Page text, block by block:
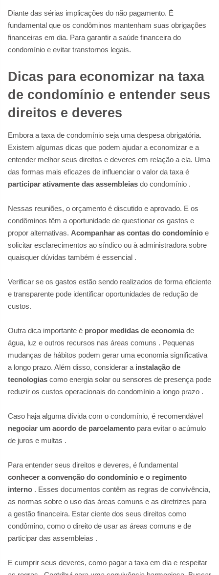
Diante das sérias implicações do não pagamento. É
fundamental que os condôminos mantenham suas obrigações
financeiras em dia. Para garantir a saúde financeira do
condomínio e evitar transtornos legais.
Dicas para economizar na taxa
de condomínio e entender seus
direitos e deveres
Embora a taxa de condomínio seja uma despesa obrigatória.
Existem algumas dicas que podem ajudar a economizar e a
entender melhor seus direitos e deveres em relação a ela. Uma
das formas mais eficazes de influenciar o valor da taxa é
participar ativamente das assembleias do condomínio .
Nessas reuniões, o orçamento é discutido e aprovado. E os
condôminos têm a oportunidade de questionar os gastos e
propor alternativas. Acompanhar as contas do condomínio e
solicitar esclarecimentos ao síndico ou à administradora sobre
quaisquer dúvidas também é essencial .
Verificar se os gastos estão sendo realizados de forma eficiente
e transparente pode identificar oportunidades de redução de
custos.
Outra dica importante é propor medidas de economiade
água, luz e outros recursos nas áreas comuns . Pequenas
mudanças de hábitos podem gerar uma economia significativa
a longo prazo. Além disso, considerar a instalação de
tecnologias como energia solar ou sensores de presença pode
reduzir os custos operacionais do condomínio a longo prazo .
Caso haja alguma dívida com o condomínio, é recomendável
negociar um acordo de parcelamento para evitar o acúmulo
de juros e multas .
Para entender seus direitos e deveres, é fundamental
conhecer a convenção do condomínio e o regimento
interno . Esses documentos contêm as regras de convivência,
as normas sobre o uso das áreas comuns e as diretrizes para
a gestão financeira. Estar ciente dos seus direitos como
condômino, como o direito de usar as áreas comuns e de
participar das assembleias .
E cumprir seus deveres, como pagar a taxa em dia e respeitar